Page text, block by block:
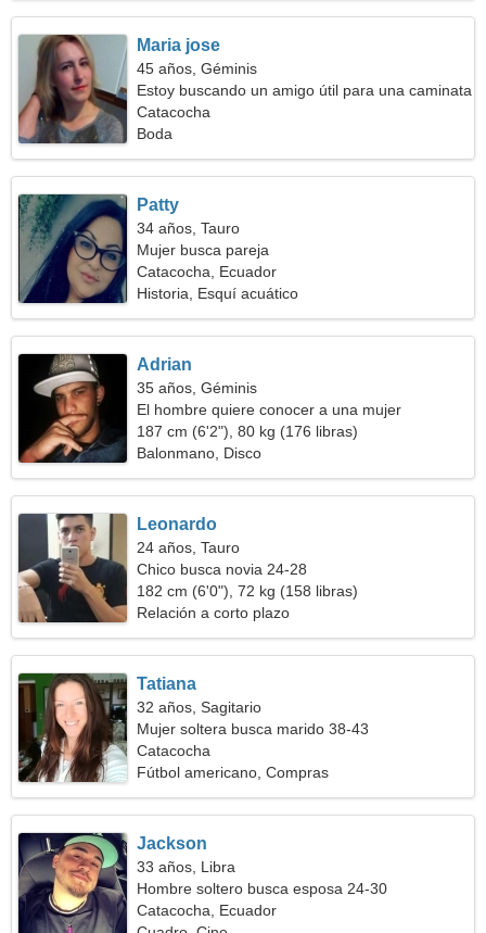
Maria jose
45 años, Géminis
Estoy buscando un amigo útil para una caminata
Catacocha
Boda
Patty
34 años, Tauro
Mujer busca pareja
Catacocha, Ecuador
Historia, Esquí acuático
Adrian
35 años, Géminis
El hombre quiere conocer a una mujer
187 cm (6'2"), 80 kg (176 libras)
Balonmano, Disco
Leonardo
24 años, Tauro
Chico busca novia 24-28
182 cm (6'0"), 72 kg (158 libras)
Relación a corto plazo
Tatiana
32 años, Sagitario
Mujer soltera busca marido 38-43
Catacocha
Fútbol americano, Compras
Jackson
33 años, Libra
Hombre soltero busca esposa 24-30
Catacocha, Ecuador